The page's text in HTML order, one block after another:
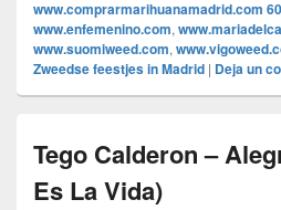
www.comprarmarihuanamadrid.com
www.enfemenino.com,
www.suomiweed.com,
Zweedse feestjes in Madrid | Deja un
Tego Calderon –
Es La Vida)